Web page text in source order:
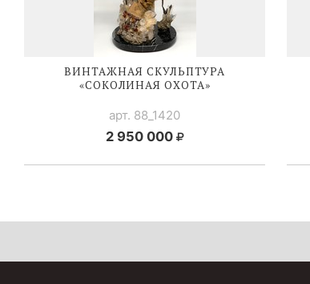
ВИНТАЖНАЯ СКУЛЬПТУРА
«СОКОЛИНАЯ ОХОТА»
арт. 88_1420
2 950 000